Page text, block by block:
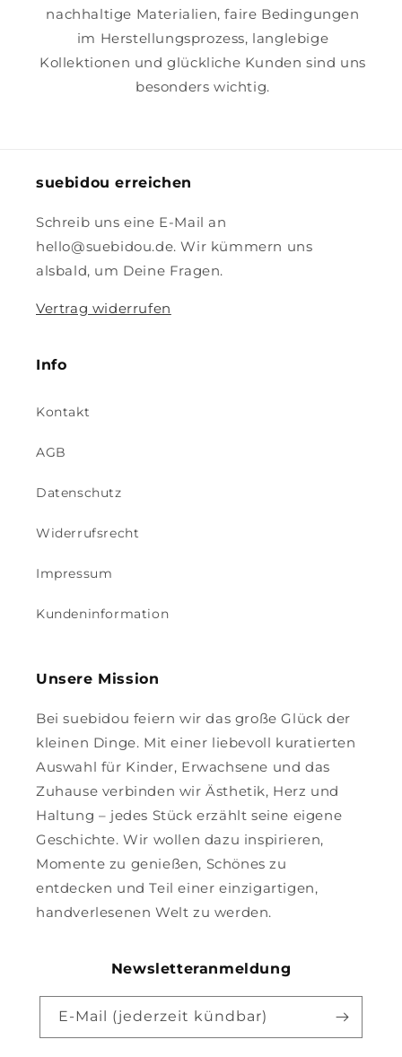
nachhaltige Materialien, faire Bedingungen
im Herstellungsprozess, langlebige
Kollektionen und glückliche Kunden sind uns
besonders wichtig.
suebidou erreichen
Schreib uns eine E-Mail an
hello@suebidou.de. Wir kümmern uns
alsbald, um Deine Fragen.
Vertrag widerrufen
Info
Kontakt
AGB
Datenschutz
Widerrufsrecht
Impressum
Kundeninformation
Unsere Mission
Bei suebidou feiern wir das große Glück der
kleinen Dinge. Mit einer liebevoll kuratierten
Auswahl für Kinder, Erwachsene und das
Zuhause verbinden wir Ästhetik, Herz und
Haltung – jedes Stück erzählt seine eigene
Geschichte. Wir wollen dazu inspirieren,
Momente zu genießen, Schönes zu
entdecken und Teil einer einzigartigen,
handverlesenen Welt zu werden.
Newsletteranmeldung
E-Mail (jederzeit kündbar)